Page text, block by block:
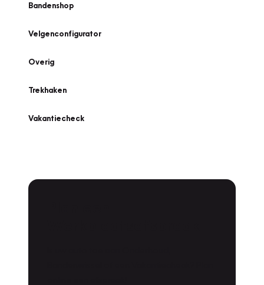
Bandenshop
Velgenconfigurator
Overig
Trekhaken
Vakantiecheck